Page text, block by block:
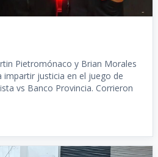
Pietromónaco y Brian Morales
justicia en el juego de
vs Banco Provincia. Corrieron